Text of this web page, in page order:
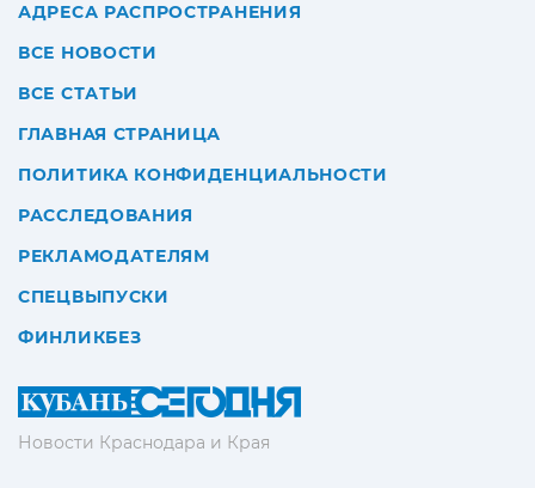
Новости Краснодара и Края
АДРЕСА РАСПРОСТРАНЕНИЯ
ВСЕ НОВОСТИ
ВСЕ СТАТЬИ
ГЛАВНАЯ СТРАНИЦА
ПОЛИТИКА КОНФИДЕНЦИАЛЬНОСТИ
РАССЛЕДОВАНИЯ
РЕКЛАМОДАТЕЛЯМ
СПЕЦВЫПУСКИ
ФИНЛИКБЕЗ